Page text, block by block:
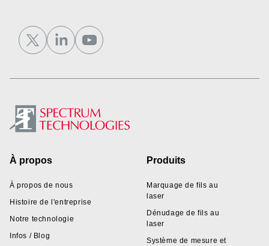
Footer
À propos
À propos de nous
Histoire de l'entreprise
Notre technologie
Infos / Blog
Produits
Marquage de fils au
laser
Dénudage de fils au
laser
Système de mesure et